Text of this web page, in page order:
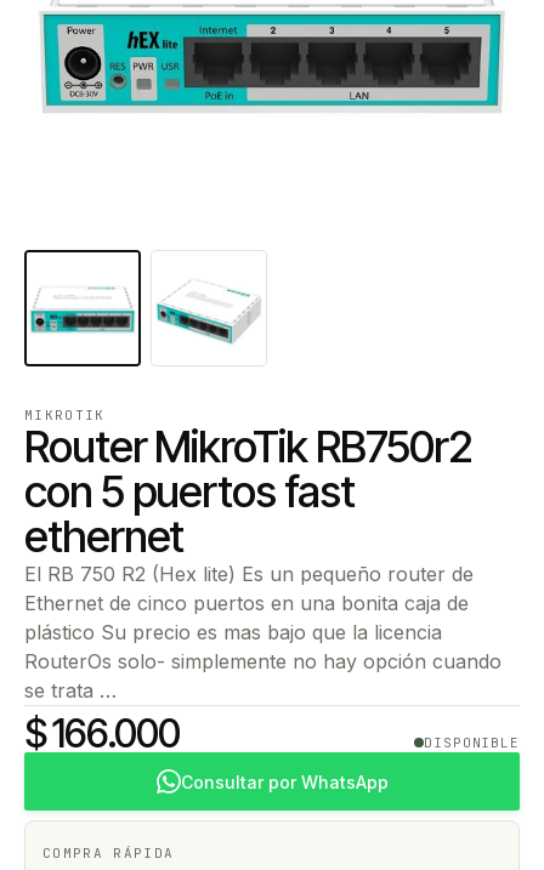
MIKROTIK
Router MikroTik RB750r2
con 5 puertos fast
ethernet
El RB 750 R2 (Hex lite) Es un pequeño router de
Ethernet de cinco puertos en una bonita caja de
plástico Su precio es mas bajo que la licencia
RouterOs solo- simplemente no hay opción cuando
se trata …
$ 166.000 DISPONIBLE
Consultar por WhatsApp
COMPRA RÁPIDA